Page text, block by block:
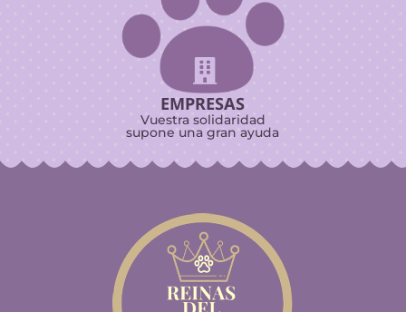

EMPRESAS
Vuestra solidaridad
supone una gran ayuda